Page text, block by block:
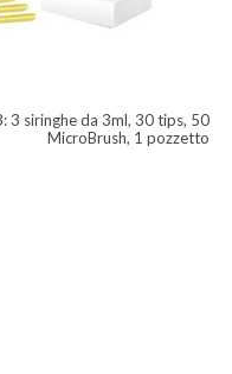
3 siringhe da 3ml, 30 tips, 50
MicroBrush, 1 pozzetto